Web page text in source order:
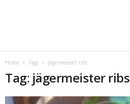
Home Tags Jägermeister ribs
Tag: jägermeister ribs